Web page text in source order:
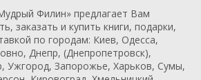
Филин» предлагает Вам
заказать и купить книги, подарки,
по городам: Киев, Одесса,
Днепр, (Днепропетровск),
Ужгород, Запорожье, Харьков, Сумы,